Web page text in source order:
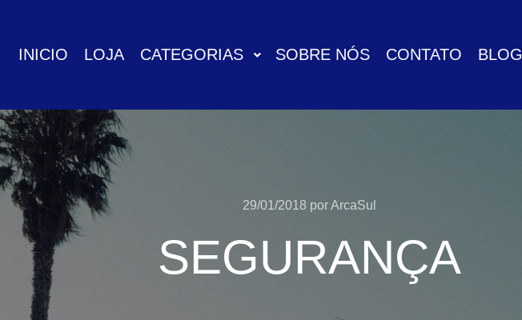
INICIO LOJA CATEGORIAS SOBRE NÓS CONTATO BLOG
29/01/2018 porArcaSul
SEGURANÇA